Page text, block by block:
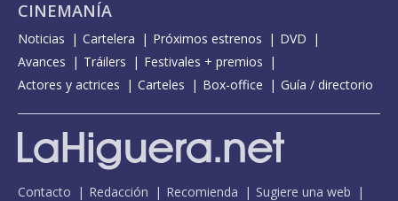
CINEMANÍA
Noticias Cartelera Próximos estrenos
DVD
Avances
Tráilers
Festivales + premios
Actores y actrices
Carteles Box-office Guía / directorio
Contacto Redacción Recomienda
Sugiere una web